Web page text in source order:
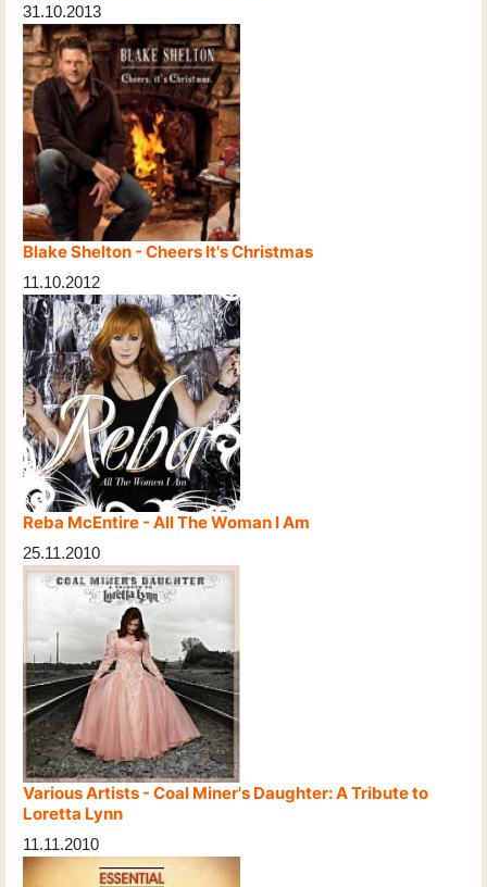
31.10.2013
Blake Shelton - Cheers It's Christmas
11.10.2012
Reba McEntire - All The Woman I Am
25.11.2010
Various Artists - Coal Miner's Daughter: A Tribute to
Loretta Lynn
11.11.2010